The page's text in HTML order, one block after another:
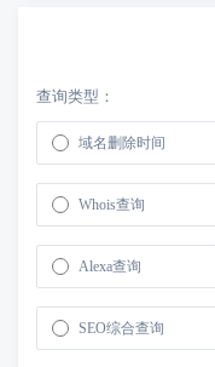
查询类型：
域名删除时间
Whois查询
Alexa查询
SEO综合查询